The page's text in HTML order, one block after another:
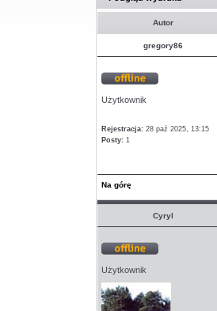
Autor
gregory86
Użytkownik
Rejestracja: 28 paź 2025, 13:15
Posty:1
Na górę
Cyryl
Użytkownik